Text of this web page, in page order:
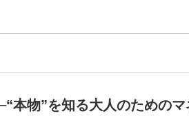
本物”を知る大人のための